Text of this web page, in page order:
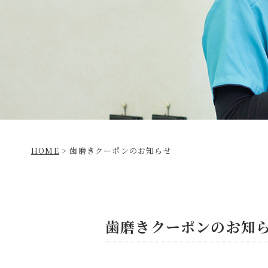
HOME >歯磨きクーポンのお知らせ
歯磨きクーポンのお知